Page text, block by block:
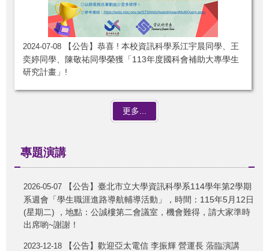
2024-07-08
【公告】恭喜 ! 本校資訊科學系江宇晨同學、王
奕婷同學、陳敬祐同學榮獲「113年度國科會補助大專學生
研究計畫」!
更多...
專題演講
2026-05-07
【公告】臺北市立大學資訊科學系114學年第2學期
系週會「學生職涯進路導航輔導活動」，時間：115年5月12日
(星期二) ，地點：公誠樓第二會議室，機會難得，請大家準時
出席喲~謝謝！
2023-12-18
【公告】歡迎亞太電信 李振輝 營運長 蒞臨演講